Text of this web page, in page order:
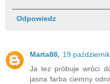
Odpowiedz
Marta88, 19
Ja tez próbuje wróci
jasna farba ciemny